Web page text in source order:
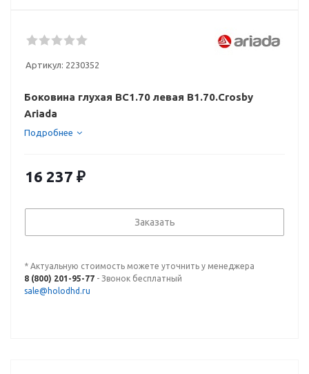
Артикул: 2230352
Боковина глухая ВС1.70 левая В1.70.Crosby
Ariada
Подробнее
16 237 ₽
Заказать
* Актуальную стоимость можете уточнить у менеджера
8 (800) 201-95-77 - Звонок бесплатный
sale@holodhd.ru